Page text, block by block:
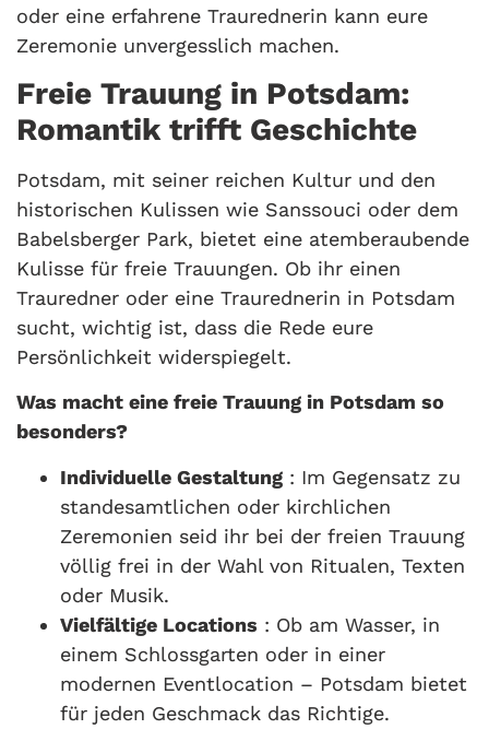
oder eine erfahrene Traurednerin kann eure
Zeremonie unvergesslich machen.
Freie Trauung in Potsdam:
Romantik trifft Geschichte
Potsdam, mit seiner reichen Kultur und den
historischen Kulissen wie Sanssouci oder dem
Babelsberger Park, bietet eine atemberaubende
Kulisse für freie Trauungen. Ob ihr einen
Trauredner oder eine Traurednerin in Potsdam
sucht, wichtig ist, dass die Rede eure
Persönlichkeit widerspiegelt.
Was macht eine freie Trauung in Potsdam so
besonders?
Individuelle Gestaltung : Im Gegensatz zu
standesamtlichen oder kirchlichen
Zeremonien seid ihr bei der freien Trauung
völlig frei in der Wahl von Ritualen, Texten
oder Musik.
Vielfältige Locations : Ob am Wasser, in
einem Schlossgarten oder in einer
modernen Eventlocation – Potsdam bietet
für jeden Geschmack das Richtige.